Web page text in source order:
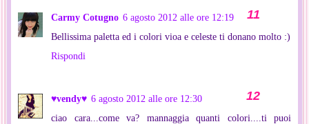
Carmy Cotugno 6 agosto 2012 alle ore 12:19
Bellissima paletta ed i colori vioa e celeste ti donano molto :)
Rispondi
♥vendy♥ 6 agosto 2012 alle ore 12:30
ciao cara...come va? mannaggia quanti colori....ti puoi